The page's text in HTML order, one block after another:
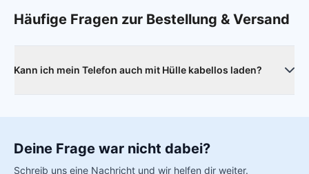
Häufige Fragen zur Bestellung & Versand
Kann ich mein Telefon auch mit Hülle kabellos laden?
Deine Frage war nicht dabei?
Schreib uns eine Nachricht und wir helfen dir weiter.